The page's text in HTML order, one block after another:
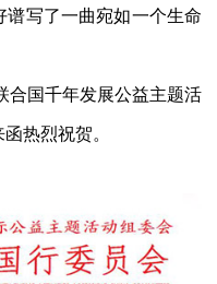
谱写了一曲宛如一个生命
合国千年发展公益主题活
热烈祝贺。